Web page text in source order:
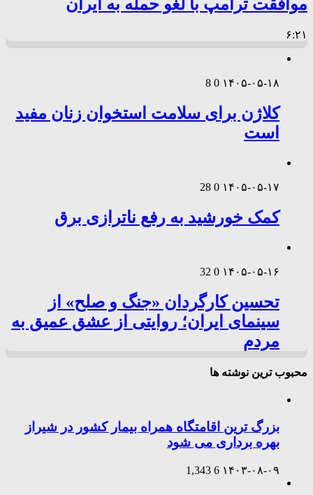
موافقت ترامپ با لغو حمله به ایران
۶:۲۱
۱۴۰۵-۰۵-۱۸ 0
8
کلاژن برای سلامت استخوان زنان مفید
است
۱۴۰۵-۰۵-۱۷ 0
28
کمک خورشید به رفع ناترازی برق
۱۴۰۵-۰۵-۱۶ 0
32
تحسین کارگردان «جنگ و صلح» از
سینمای ایران؛ روایتی از عشق عمیق به
مردم
محبوب ترین نوشته ها
بزرگ ترین اقامتگاه همراه بیمار کشور در شیراز
بهره برداری می شود
۱۴۰۳-۰۸-۰۹ 6
1,343